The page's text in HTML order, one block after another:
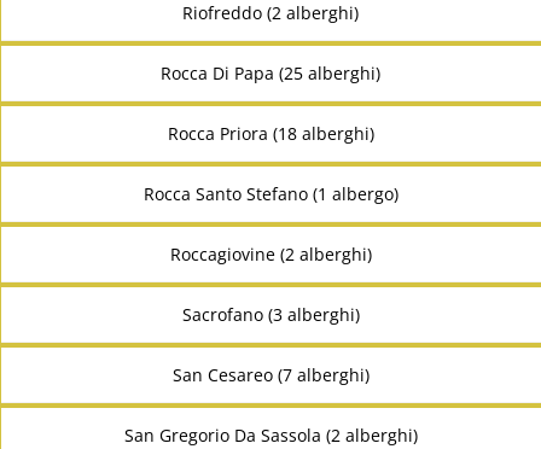
Riofreddo (2 alberghi)
Rocca Di Papa (25 alberghi)
Rocca Priora (18 alberghi)
Rocca Santo Stefano (1 albergo)
Roccagiovine (2 alberghi)
Sacrofano (3 alberghi)
San Cesareo (7 alberghi)
San Gregorio Da Sassola (2 alberghi)